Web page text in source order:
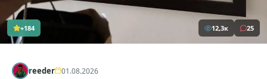
+184 12,3к 25
reeder 01.08.2026